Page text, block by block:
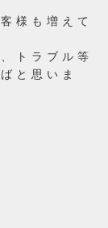
様も増えて
トラブル等
と思いま